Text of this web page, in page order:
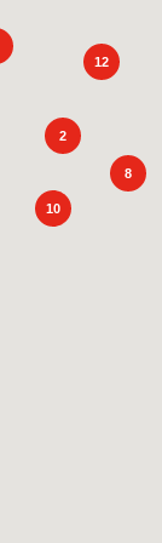
8
12
10
2